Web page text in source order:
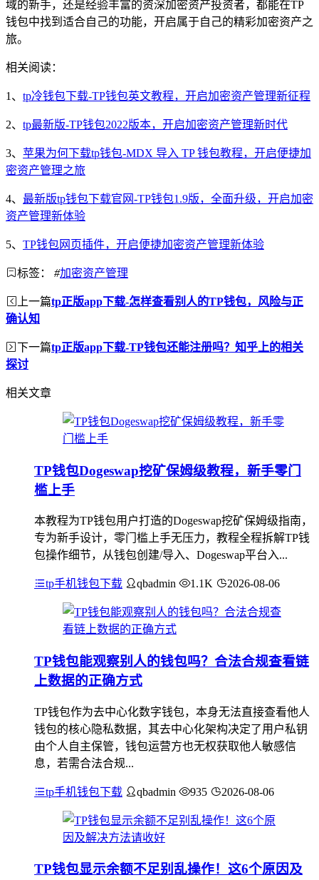
域的新手，还是经验丰富的资深加密资产投资者，都能在TP
钱包中找到适合自己的功能，开启属于自己的精彩加密资产之
旅。
相关阅读：
1、 tp冷钱包下载-TP钱包英文教程，开启加密资产管理新征程
2、 tp最新版-TP钱包2022版本，开启加密资产管理新时代
3、 苹果为何下载tp钱包-MDX 导入 TP 钱包教程，开启便捷加
密资产管理之旅
4、 最新版tp钱包下载官网-TP钱包1.9版，全面升级，开启加密
资产管理新体验
5、 TP钱包网页插件，开启便捷加密资产管理新体验
标签： #加密资产管理
上一篇tp正版app下载-怎样查看别人的TP钱包，风险与正
确认知
下一篇tp正版app下载-TP钱包还能注册吗？知乎上的相关
探讨
相关文章
TP钱包Dogeswap挖矿保姆级教程，新手零门
槛上手
本教程为TP钱包用户打造的Dogeswap挖矿保姆级指南，
专为新手设计，零门槛上手无压力，教程全程拆解TP钱
包操作细节，从钱包创建/导入、Dogeswap平台入...
tp手机钱包下载 qbadmin 1.1K 2026-08-06
TP钱包能观察别人的钱包吗？合法合规查看链
上数据的正确方式
TP钱包作为去中心化数字钱包，本身无法直接查看他人
钱包的核心隐私数据，其去中心化架构决定了用户私钥
由个人自主保管，钱包运营方也无权获取他人敏感信
息，若需合法合规...
tp手机钱包下载 qbadmin 935 2026-08-06
TP钱包显示余额不足别乱操作！这6个原因及